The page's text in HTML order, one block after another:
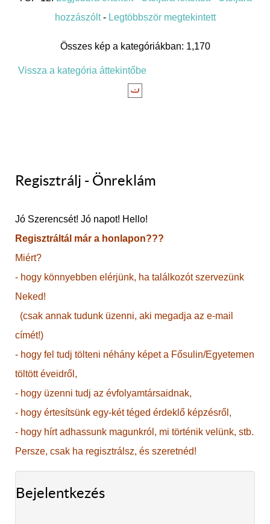
hozzászólt- Legtöbbször megtekintett
Összes kép a kategóriákban: 1,170
Vissza a kategória áttekintőbe
Regisztrálj - Önreklám
Jó Szerencsét! Jó napot! Hello!
Regisztráltál már a honlapon???
Miért?
- hogy könnyebben elérjünk, ha találkozót szervezünk
Neked!
(csak annak tudunk üzenni, aki megadja az e-mail
címét!)
- hogy fel tudj tölteni néhány képet a Fősulin/Egyetemen
töltött éveidről,
- hogy üzenni tudj az évfolyamtársaidnak,
- hogy értesítsünk egy-két téged érdeklő képzésről,
- hogy hírt adhassunk magunkról, mi történik velünk, stb.
Persze, csak ha regisztrálsz, és szeretnéd!
Bejelentkezés